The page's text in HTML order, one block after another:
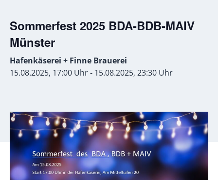
Sommerfest 2025 BDA-BDB-MAIV
Münster
Hafenkäserei + Finne Brauerei
15.08.2025, 17:00 Uhr - 15.08.2025, 23:30 Uhr